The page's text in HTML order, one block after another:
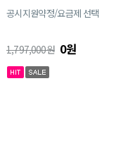
공시지원약정/요금제 선택
1,797,000원 0원